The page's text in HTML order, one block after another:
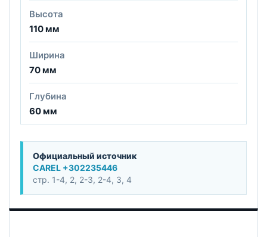
Высота
110 мм
Ширина
70 мм
Глубина
60 мм
Официальный источник
CAREL +302235446
стр. 1-4, 2, 2-3, 2-4, 3, 4